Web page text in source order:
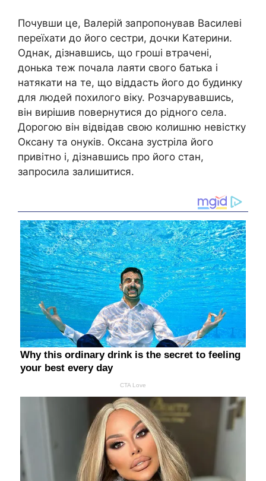
Почувши це, Валерій запропонував Василеві
переїхати до його сестри, дочки Катерини.
Однак, дізнавшись, що гроші втрачені,
донька теж почала лаяти свого батька і
натякати на те, що віддасть його до будинку
для людей похилого віку. Розчарувавшись,
він вирішив повернутися до рідного села.
Дорогою він відвідав свою колишню невістку
Оксану та онуків. Оксана зустріла його
привітно і, дізнавшись про його стан,
запросила залишитися.